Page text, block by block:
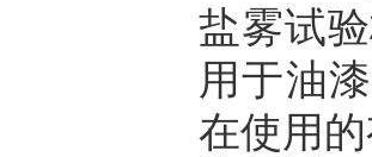
盐雾试
用于油
在使用